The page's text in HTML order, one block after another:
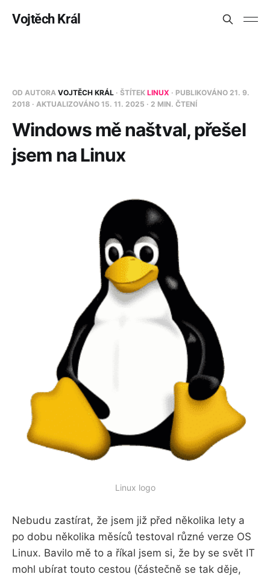
Vojtěch Král
OD AUTORA VOJTĚCH KRÁL · ŠTÍTEK LINUX · PUBLIKOVÁNO 21. 9.
2018 · AKTUALIZOVÁNO 15. 11. 2025 · 2 MIN. ČTENÍ
Windows mě naštval, přešel
jsem na Linux
Linux logo
Nebudu zastírat, že jsem již před několika lety a
po dobu několika měsíců testoval různé verze OS
Linux. Bavilo mě to a říkal jsem si, že by se svět IT
mohl ubírat touto cestou (částečně se tak děje,